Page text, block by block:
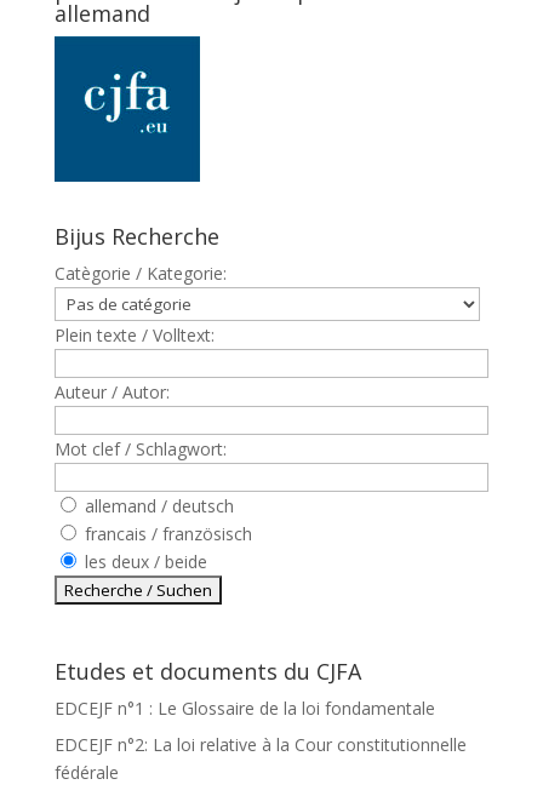
allemand
Bijus Recherche
Catègorie / Kategorie:
Plein texte / Volltext:
Auteur / Autor:
Mot clef / Schlagwort:
allemand / deutsch
francais / französisch
les deux / beide
Etudes et documents du CJFA
EDCEJF n°1 : Le Glossaire de la loi fondamentale
EDCEJF n°2: La loi relative à la Cour constitutionnelle
fédérale